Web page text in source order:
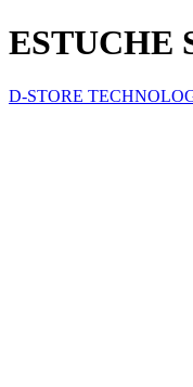
ESTUCHE
D-STORE